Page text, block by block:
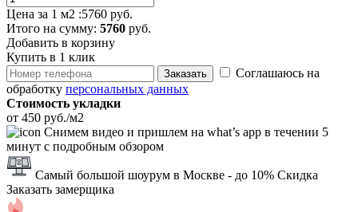
Цена за 1 м2 :5760 руб.
Итого на сумму: 5760 руб.
Добавить в корзину
Купить в 1 клик
Заказать
Соглашаюсь на
обработку персональных данных
Стоимость укладки
от 450 руб./м2
Снимем видео и пришлем на what’s app в течении 5
минут с подробным обзором
Самый большой шоурум в Москве - до 10% Скидка
Заказать замерщика